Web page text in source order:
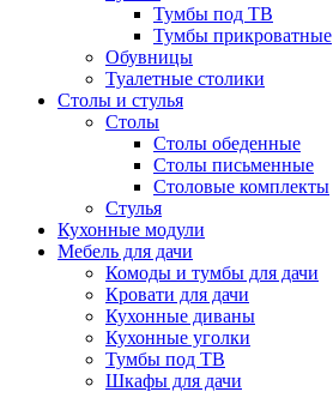
Тумбы под ТВ
Тумбы прикроватные
Обувницы
Туалетные столики
Столы и стулья
Столы
Столы обеденные
Столы письменные
Столовые комплекты
Стулья
Кухонные модули
Мебель для дачи
Комоды и тумбы для дачи
Кровати для дачи
Кухонные диваны
Кухонные уголки
Тумбы под ТВ
Шкафы для дачи